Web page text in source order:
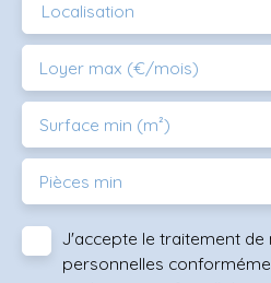
Localisation
Loyer max (€/mois)
Surface min (m²)
Pièces min
J'accepte le traitement de
personnelles